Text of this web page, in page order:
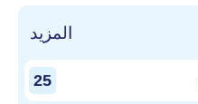
المزيد
25